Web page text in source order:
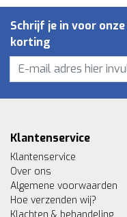
Schrijf je in voor
korting
Klantenservice
Klantenservice
Over ons
Algemene voorwaarden
Hoe verzenden wij?
Klachten & behandeling